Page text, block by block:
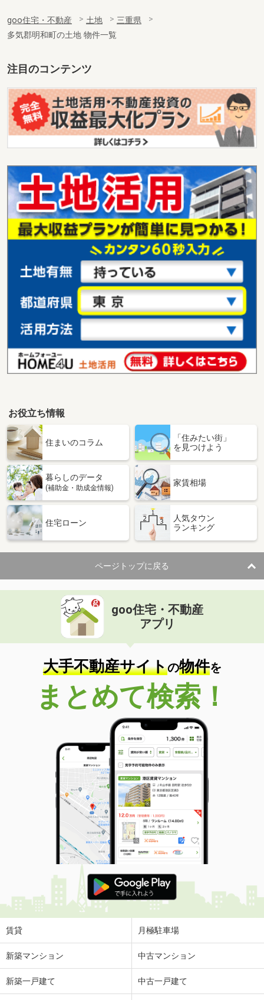
goo住宅・不動産 土地
三重県
多気郡明和町の土地 物件一覧
注目のコンテンツ
お役立ち情報
住まいのコラム
「住みたい街」
を見つけよう
暮らしのデータ
(補助金・助成金情報)
家賃相場
住宅ローン
人気タウン
ランキング
ページトップに戻る
goo住宅・不動産
アプリ
大手不動産サイトの物件を
まとめて検索！
賃貸 月極駐車場
新築マンション 中古マンション
新築一戸建て 中古一戸建て